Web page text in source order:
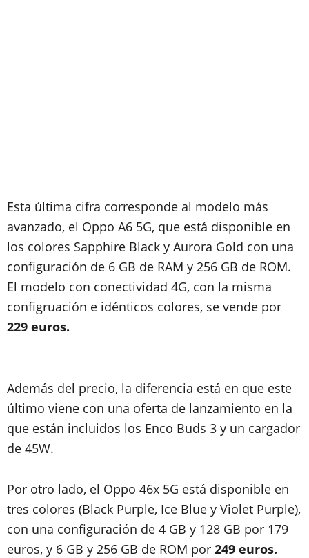
Esta última cifra corresponde al modelo más
avanzado, el Oppo A6 5G, que está disponible en
los colores Sapphire Black y Aurora Gold con una
configuración de 6 GB de RAM y 256 GB de ROM.
El modelo con conectividad 4G, con la misma
configruación e idénticos colores, se vende por
229 euros.
Además del precio, la diferencia está en que este
último viene con una oferta de lanzamiento en la
que están incluidos los Enco Buds 3 y un cargador
de 45W.
Por otro lado, el Oppo 46x 5G está disponible en
tres colores (Black Purple, Ice Blue y Violet Purple),
con una configuración de 4 GB y 128 GB por 179
euros, y 6 GB y 256 GB de ROM por 249 euros.